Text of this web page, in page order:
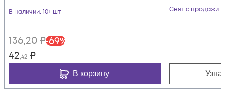
В наличии: 10+ шт
136,20 ₽-69%
42,42 ₽
В корзину
Снят с продажи